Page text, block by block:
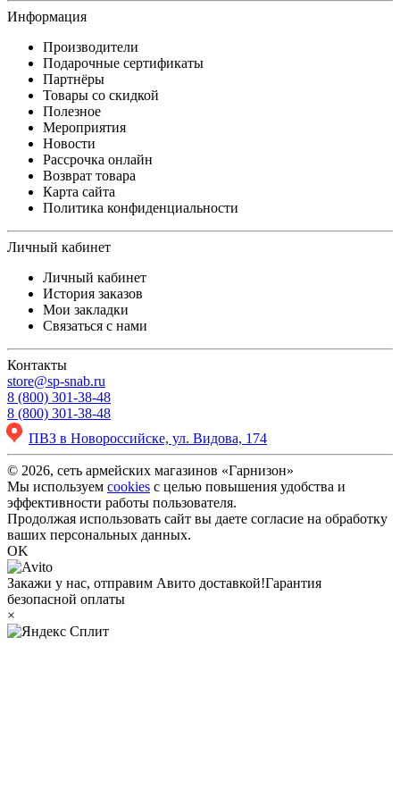
Информация
Производители
Подарочные сертификаты
Партнёры
Товары со скидкой
Полезное
Мероприятия
Новости
Рассрочка онлайн
Возврат товара
Карта сайта
Политика конфиденциальности
Личный кабинет
Личный кабинет
История заказов
Мои закладки
Связаться с нами
Контакты
store@sp-snab.ru
8 (800) 301-38-48
8 (800) 301-38-48
ПВЗ в Новороссийске, ул. Видова, 174
© 2026, сеть армейских магазинов «Гарнизон»
Мы используем cookies с целью повышения удобства и
эффективности работы пользователя.
Продолжая использовать сайт вы даете согласие на обработку
ваших персональных данных.
OK
Закажи у нас, отправим Авито доставкой!Гарантия
безопасной оплаты
×